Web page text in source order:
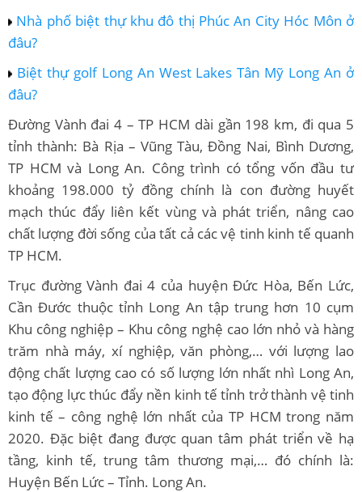
Nhà phố biệt thự khu đô thị Phúc An City Hóc Môn ở
đâu?
Biệt thự golf Long An West Lakes Tân Mỹ Long An ở
đâu?
Đường Vành đai 4 – TP HCM dài gần 198 km, đi qua 5
tỉnh thành: Bà Rịa – Vũng Tàu, Đồng Nai, Bình Dương,
TP HCM và Long An. Công trình có tổng vốn đầu tư
khoảng 198.000 tỷ đồng chính là con đường huyết
mạch thúc đẩy liên kết vùng và phát triển, nâng cao
chất lượng đời sống của tất cả các vệ tinh kinh tế quanh
TP HCM.
Trục đường Vành đai 4 của huyện Đức Hòa, Bến Lức,
Cần Đước thuộc tỉnh Long An tập trung hơn 10 cụm
Khu công nghiệp – Khu công nghệ cao lớn nhỏ và hàng
trăm nhà máy, xí nghiệp, văn phòng,… với lượng lao
động chất lượng cao có số lượng lớn nhất nhì Long An,
tạo động lực thúc đẩy nền kinh tế tỉnh trở thành vệ tinh
kinh tế – công nghệ lớn nhất của TP HCM trong năm
2020. Đặc biệt đang được quan tâm phát triển về hạ
tầng, kinh tế, trung tâm thương mại,… đó chính là:
Huyện Bến Lức – Tỉnh. Long An.